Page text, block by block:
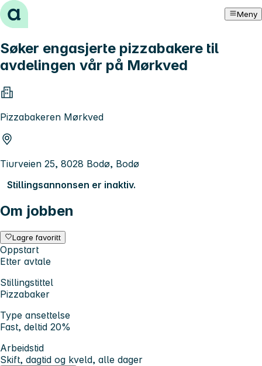
Hopp til innhold Meny
Søker engasjerte pizzabakere til
avdelingen vår på Mørkved
Pizzabakeren Mørkved
Tiurveien 25, 8028 Bodø, Bodø
Stillingsannonsen er inaktiv.
Om jobben
Lagre favoritt
Oppstart
Etter avtale
Stillingstittel
Pizzabaker
Type ansettelse
Fast, deltid 20%
Arbeidstid
Skift, dagtid og kveld, alle dager